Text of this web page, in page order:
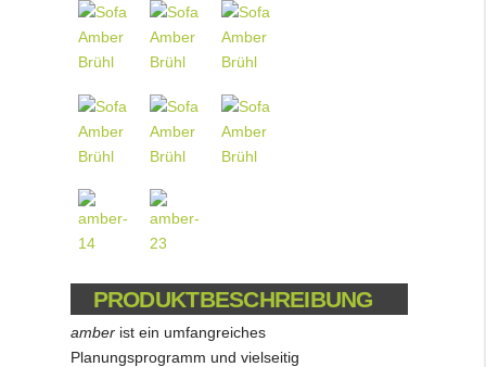
PRODUKTBESCHREIBUNG
amberist ein umfangreiches
Planungsprogramm und vielseitig